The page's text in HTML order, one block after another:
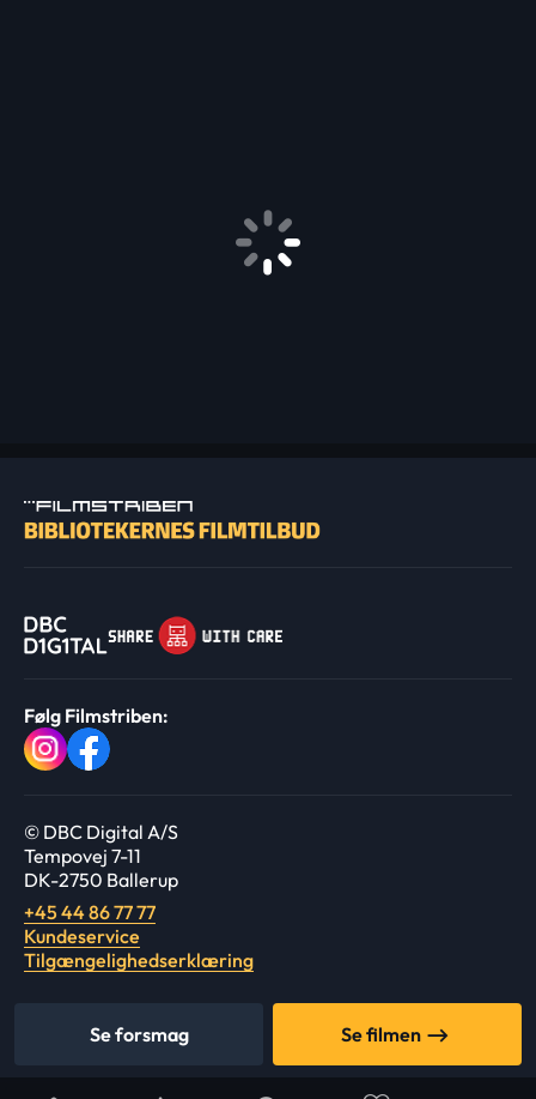
Se forsmag Se filmen
Følg Filmstriben:
© DBC Digital A/S
Tempovej 7-11
DK-2750 Ballerup
+45 44 86 77 77
Kundeservice
Tilgængelighedserklæring